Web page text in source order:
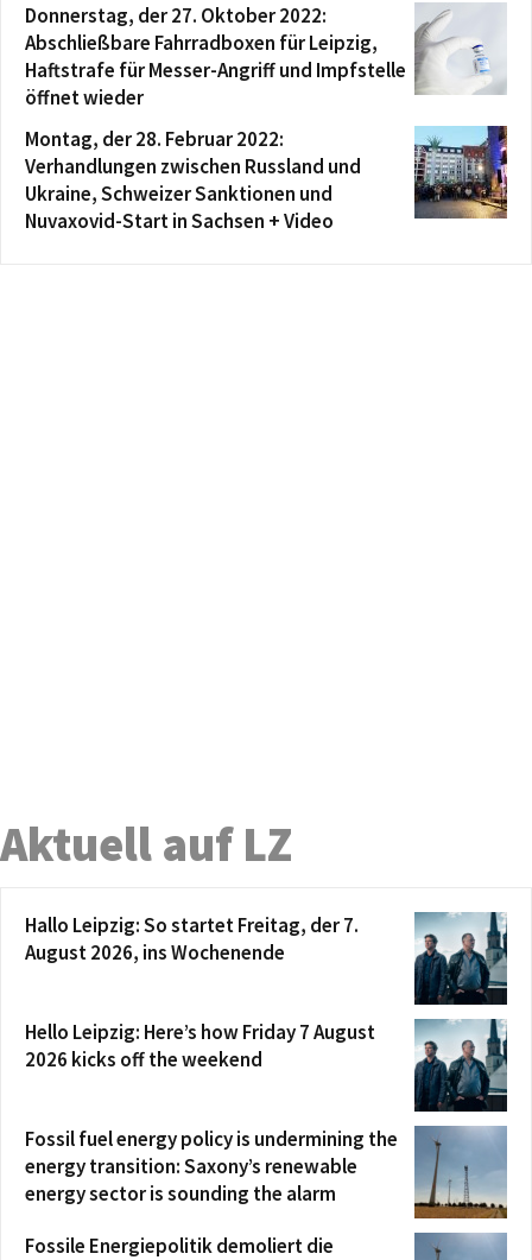
Donnerstag, der 27. Oktober 2022:
Abschließbare Fahrradboxen für Leipzig,
Haftstrafe für Messer-Angriff und Impfstelle
öffnet wieder
Montag, der 28. Februar 2022:
Verhandlungen zwischen Russland und
Ukraine, Schweizer Sanktionen und
Nuvaxovid-Start in Sachsen + Video
Aktuell auf LZ
Hallo Leipzig: So startet Freitag, der 7.
August 2026, ins Wochenende
Hello Leipzig: Here’s how Friday 7 August
2026 kicks off the weekend
Fossil fuel energy policy is undermining the
energy transition: Saxony’s renewable
energy sector is sounding the alarm
Fossile Energiepolitik demoliert die